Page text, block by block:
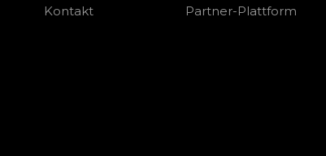
Kontakt
Partner-Plattform